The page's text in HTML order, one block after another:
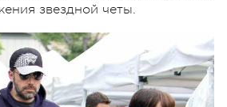
звездной четы.